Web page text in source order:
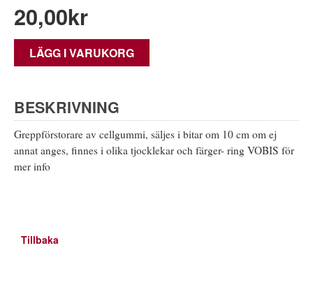
20,00kr
LÄGG I VARUKORG
BESKRIVNING
Greppförstorare av cellgummi, säljes i bitar om 10 cm om ej
annat anges, finnes i olika tjocklekar och färger- ring VOBIS för
mer info
Tillbaka